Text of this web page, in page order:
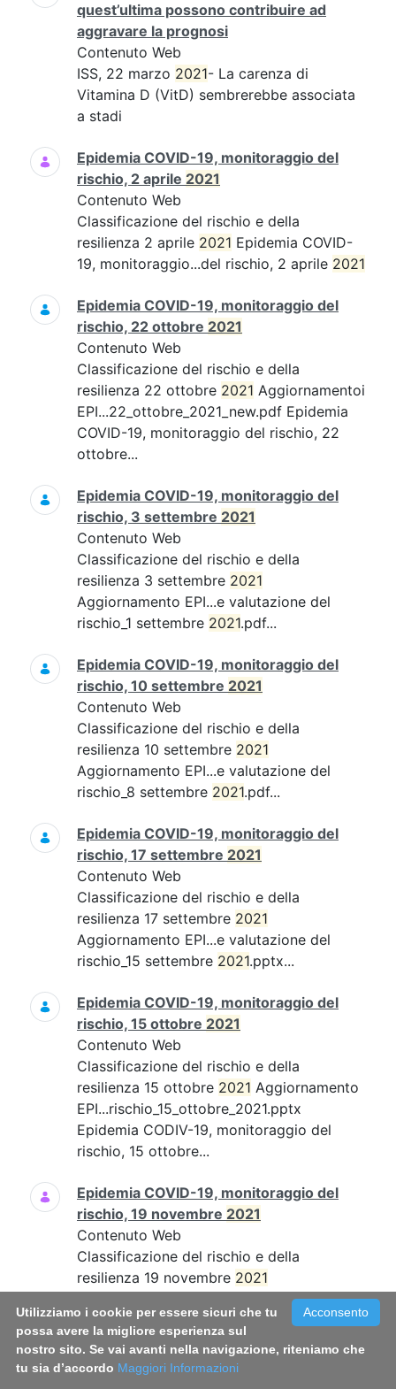
quest’ultima possono contribuire ad
aggravare la prognosi
Contenuto Web
ISS, 22 marzo 2021- La carenza di
Vitamina D (VitD) sembrerebbe associata
a stadi
Epidemia COVID-19, monitoraggio del
rischio, 2 aprile 2021
Contenuto Web
Classificazione del rischio e della
resilienza 2 aprile 2021 Epidemia COVID-
19, monitoraggio...del rischio, 2 aprile 2021
Epidemia COVID-19, monitoraggio del
rischio, 22 ottobre 2021
Contenuto Web
Classificazione del rischio e della
resilienza 22 ottobre 2021 Aggiornamentoi
EPI...22_ottobre_2021_new.pdf Epidemia
COVID-19, monitoraggio del rischio, 22
ottobre...
Epidemia COVID-19, monitoraggio del
rischio, 3 settembre 2021
Contenuto Web
Classificazione del rischio e della
resilienza 3 settembre 2021
Aggiornamento EPI...e valutazione del
rischio_1 settembre 2021.pdf...
Epidemia COVID-19, monitoraggio del
rischio, 10 settembre 2021
Contenuto Web
Classificazione del rischio e della
resilienza 10 settembre 2021
Aggiornamento EPI...e valutazione del
rischio_8 settembre 2021.pdf...
Epidemia COVID-19, monitoraggio del
rischio, 17 settembre 2021
Contenuto Web
Classificazione del rischio e della
resilienza 17 settembre 2021
Aggiornamento EPI...e valutazione del
rischio_15 settembre 2021.pptx...
Epidemia COVID-19, monitoraggio del
rischio, 15 ottobre 2021
Contenuto Web
Classificazione del rischio e della
resilienza 15 ottobre 2021 Aggiornamento
EPI...rischio_15_ottobre_2021.pptx
Epidemia CODIV-19, monitoraggio del
rischio, 15 ottobre...
Epidemia COVID-19, monitoraggio del
rischio, 19 novembre 2021
Contenuto Web
Classificazione del rischio e della
resilienza 19 novembre 2021
Aggiornamento EPI...19_novembre_21.pdf
Epidemia COVID-19, monitoraggio del
rischio, 19 novembre...
Acconsento
Utilizziamo i cookie per essere sicuri che tu
possa avere la migliore esperienza sul
nostro sito. Se vai avanti nella navigazione, riteniamo che
tu sia d’accordo Maggiori Informazioni